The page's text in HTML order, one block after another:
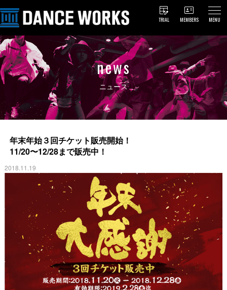
TRIAL MEMBERS MENU
news
ニュース
年末年始３回チケット販売開始！
11/20〜12/28まで販売中！
2018.11.19